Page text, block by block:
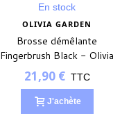
En stock
OLIVIA GARDEN
Brosse démêlante
Fingerbrush Black - Olivia
Garden - MEDIUM
21,90 € TTC
J'achète